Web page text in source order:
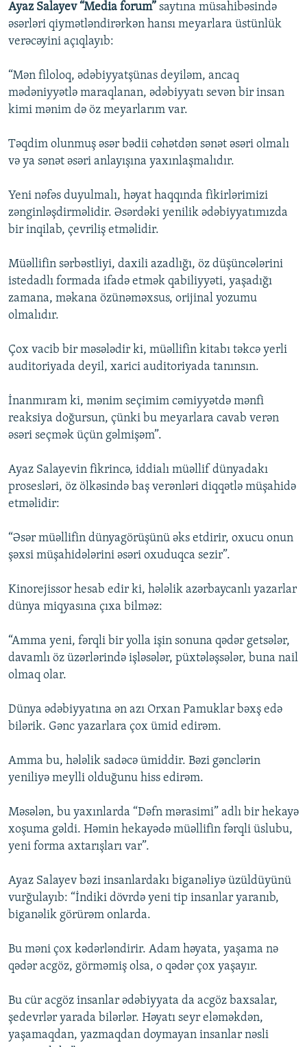
Ayaz Salayev “Media forum” saytına müsahibəsində
əsərləri qiymətləndirərkən hansı meyarlara üstünlük
verəcəyini açıqlayıb:
“Mən filoloq, ədəbiyyatşünas deyiləm, ancaq
mədəniyyətlə maraqlanan, ədəbiyyatı sevən bir insan
kimi mənim də öz meyarlarım var.
Təqdim olunmuş əsər bədii cəhətdən sənət əsəri olmalı
və ya sənət əsəri anlayışına yaxınlaşmalıdır.
Yeni nəfəs duyulmalı, həyat haqqında fikirlərimizi
zənginləşdirməlidir. Əsərdəki yenilik ədəbiyyatımızda
bir inqilab, çevriliş etməlidir.
Müəllifin sərbəstliyi, daxili azadlığı, öz düşüncələrini
istedadlı formada ifadə etmək qabiliyyəti, yaşadığı
zamana, məkana özünəməxsus, orijinal yozumu
olmalıdır.
Çox vacib bir məsələdir ki, müəllifin kitabı təkcə yerli
auditoriyada deyil, xarici auditoriyada tanınsın.
İnanmıram ki, mənim seçimim cəmiyyətdə mənfi
reaksiya doğursun, çünki bu meyarlara cavab verən
əsəri seçmək üçün gəlmişəm”.
Ayaz Salayevin fikrincə, iddialı müəllif dünyadakı
prosesləri, öz ölkəsində baş verənləri diqqətlə müşahidə
etməlidir:
“Əsər müəllifin dünyagörüşünü əks etdirir, oxucu onun
şəxsi müşahidələrini əsəri oxuduqca sezir”.
Kinorejissor hesab edir ki, hələlik azərbaycanlı yazarlar
dünya miqyasına çıxa bilməz:
“Amma yeni, fərqli bir yolla işin sonuna qədər getsələr,
davamlı öz üzərlərində işləsələr, püxtələşsələr, buna nail
olmaq olar.
Dünya ədəbiyyatına ən azı Orxan Pamuklar bəxş edə
bilərik. Gənc yazarlara çox ümid edirəm.
Amma bu, hələlik sadəcə ümiddir. Bəzi gənclərin
yeniliyə meylli olduğunu hiss edirəm.
Məsələn, bu yaxınlarda “Dəfn mərasimi” adlı bir hekayə
xoşuma gəldi. Həmin hekayədə müəllifin fərqli üslubu,
yeni forma axtarışları var”.
Ayaz Salayev bəzi insanlardakı biganəliyə üzüldüyünü
vurğulayıb: “İndiki dövrdə yeni tip insanlar yaranıb,
biganəlik görürəm onlarda.
Bu məni çox kədərləndirir. Adam həyata, yaşama nə
qədər acgöz, görməmiş olsa, o qədər çox yaşayır.
Bu cür acgöz insanlar ədəbiyyata da acgöz baxsalar,
şedevrlər yarada bilərlər. Həyatı seyr eləməkdən,
yaşamaqdan, yazmaqdan doymayan insanlar nəsli